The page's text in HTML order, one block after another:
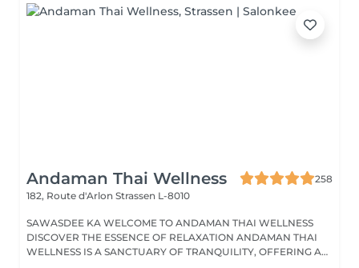
Andaman Thai Wellness
258
182, Route d'Arlon Strassen L-8010
SAWASDEE KA WELCOME TO ANDAMAN THAI WELLNESS
DISCOVER THE ESSENCE OF RELAXATION ANDAMAN THAI
WELLNESS IS A SANCTUARY OF TRANQUILITY, OFFERING A